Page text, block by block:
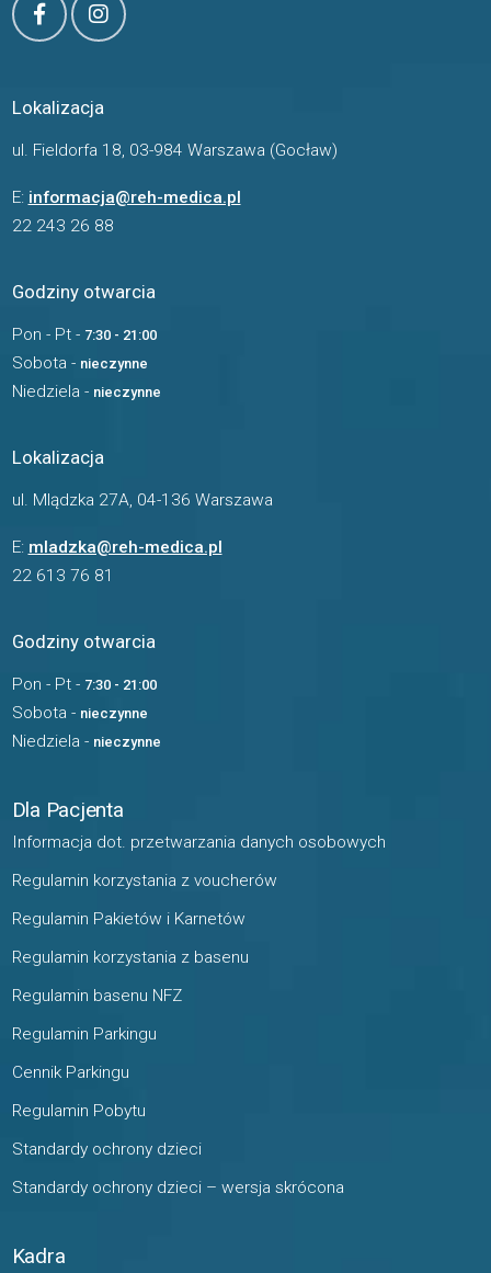
Lokalizacja
ul. Fieldorfa 18, 03-984 Warszawa (Gocław)
E: informacja@reh-medica.pl
22 243 26 88
Godziny otwarcia
Pon - Pt - 7:30 - 21:00
Sobota - nieczynne
Niedziela - nieczynne
Lokalizacja
ul. Mlądzka 27A, 04-136 Warszawa
E: mladzka@reh-medica.pl
22 613 76 81
Godziny otwarcia
Pon - Pt - 7:30 - 21:00
Sobota - nieczynne
Niedziela - nieczynne
Dla Pacjenta
Informacja dot. przetwarzania danych osobowych
Regulamin korzystania z voucherów
Regulamin Pakietów i Karnetów
Regulamin korzystania z basenu
Regulamin basenu NFZ
Regulamin Parkingu
Cennik Parkingu
Regulamin Pobytu
Standardy ochrony dzieci
Standardy ochrony dzieci – wersja skrócona
Kadra